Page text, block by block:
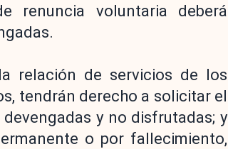
renuncia voluntaria deberá
relación de servicios de los
tendrán derecho a solicitar el
y no disfrutadas; y
o por fallecimiento,